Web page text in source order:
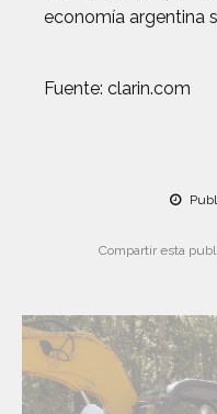
economía argentina
Fuente: clarin.com
Compartir esta